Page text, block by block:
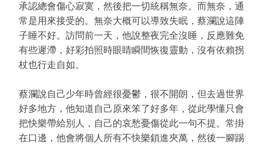
承認總會傷心寂寞，然後把一切統稱無奈。而無奈，通
常是用來接受的。無奈大概可以導致失眠，蔡瀾說這陣
子睡不好。訪問前一天，他說整夜完全沒睡，反應難免
有些遲滯，好彩拍照時眼睛瞬間恢復靈動，沒有依賴拐
杖也行走自如。
蔡瀾說自己少年時曾經很憂鬱，很不開朗，但去過世界
好多地方，他知道自己原來笨了好多年，從此學懂只會
把快樂帶給別人，自己的哀愁憂傷從此一句不提。常掛
在口邊，他會將個人所有不快樂鎖進夾萬，然後一腳踢